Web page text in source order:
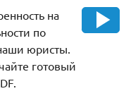
на
по
юристы.
готовый